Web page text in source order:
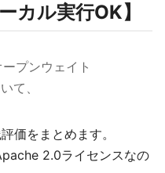
カル実行OK】
プンウェイト
て、
価をまとめます。
2.0ライセンスなの